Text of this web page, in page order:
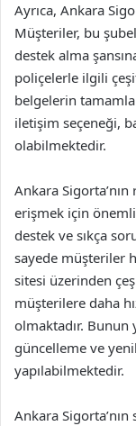
Ayrıca, Ankara
Müşteriler, bu
destek alma
poliçelerle ilgili
belgelerin
iletişim seçeneği,
olabilmektedir.
Ankara
erişmek için
destek ve sıkça
sayede müşteriler
sitesi üzerinden
müşterilere daha
olmaktadır. Bunun
güncelleme ve
yapılabilmektedir.
Ankara Sigorta’nın